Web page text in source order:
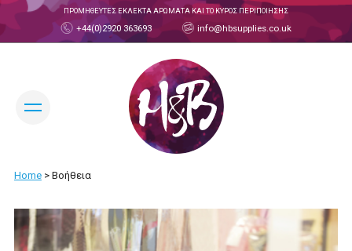
ΠΡΟΜΗΘΕΥΤΈΣ ΕΚΛΕΚΤΆ ΑΡΏΜΑΤΑ ΚΑΙ ΤΟ ΚΎΡΟΣ ΠΕΡΙΠΟΊΗΣΗΣ
+44(0)2920 363693 info@hbsupplies.co.uk
ΆΛΛΑΞΕ ΓΛΏΣΣΑ:
ΣΧΕΤΙΚΆ ΜΕ ΕΜΆΣ
ΣΧΕΤΙΚΆ ΜΕ ΤΗΝ H&B
Home >Βοήθεια